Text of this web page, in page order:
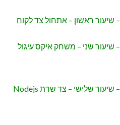
קורס חינם React & GraphQL – שיעור שני – משחק איקס עיגול
קורס חינם React & GraphQL – שיעור שלישי – צד שרת Nodejs